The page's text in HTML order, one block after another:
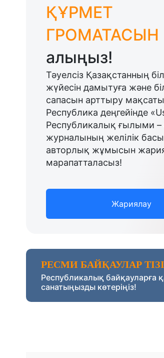
ҚҰРМЕТ
ГРОМАТАСЫН
алыңыз!
Тәуелсіз Қазақстанның
жүйесін дамытуға және
сапасын арттыру
Республика деңгейінде
Республикалық ғылыми –
журналының желілік
авторлық жұмысын
марапатталасыз!
Жариялау
РЕСМИ БАЙҚАУЛАР
Республикалық
санатыңызды көтеріңіз!